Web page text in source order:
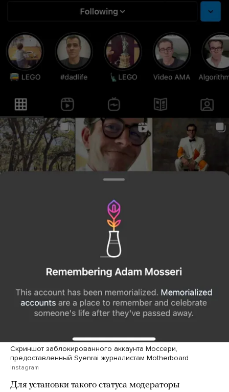
Скриншот заблокированного аккаунта Моссери,
предоставленный Syenrai журналистам Motherboard
Instagram
Для установки такого статуса модераторы